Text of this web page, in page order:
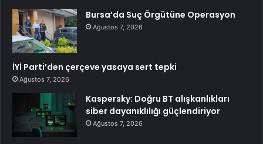
Bursa’da Suç Örgütüne Operasyon
Ağustos 7, 2026
İYİ Parti’den çerçeve yasaya sert tepki
Ağustos 7, 2026
Kaspersky: Doğru BT alışkanlıkları
siber dayanıklılığı güçlendiriyor
Ağustos 7, 2026